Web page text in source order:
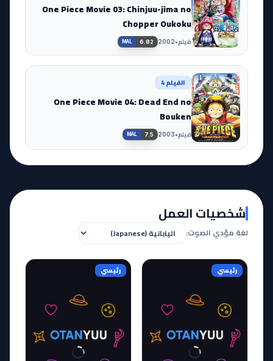
One Piece Movie 03: Chinjuu-jima no
Chopper Oukoku
فيلم•
2002
MAL 6.82
الفيلم 4
One Piece Movie 04: Dead End no
Bouken
فيلم•
2003
MAL 7.5
شخصيات العمل
لغة مؤدي الصوت:
رئيسي رئيسي